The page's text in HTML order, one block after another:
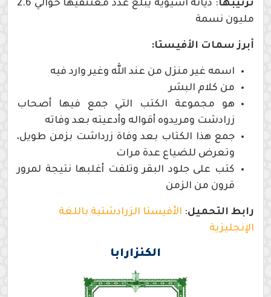
ترتيبها
: ديانة آسيوية يبلغ عدد معتنقيها حوالي 2.6
مليون نسمة
أبرز سمات الأفيستا:
اسمه غير منزل من عند الله وغير وارد فيه
من كلام البشر
هو مجموعة الكتب التي جمع فيها أصحاب
زرادشت ومريدوه أقواله وأدعيته بعد وفاته
جمع هذا الكتاب بعد وفاة زرداشت بزمن طويل،
وتعرض للضياع عدة مرات
كتب على جلود البقر وتلفت أغلبها نتيجة لمرور
قرون من الزمن
رابط التحميل: الأفيستا الزرادشتية باللغة
الإنجليزية
الكنزارابا